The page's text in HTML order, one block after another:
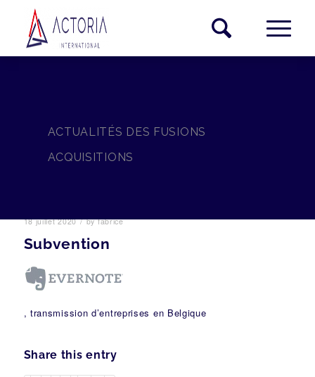
ACTUALITÉS DES FUSIONS
ACQUISITIONS
18 juillet 2020 / byfabrice
Subvention
, transmission d’entreprises en Belgique
Share this entry